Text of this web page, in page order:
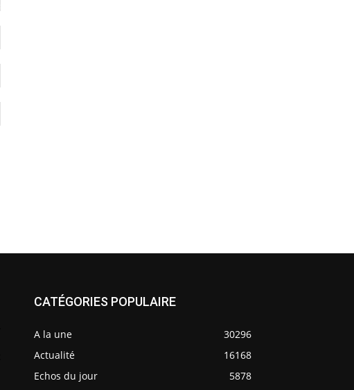
CATÉGORIES POPULAIRE
A la une
30296
Actualité
16168
Echos du jour
5878